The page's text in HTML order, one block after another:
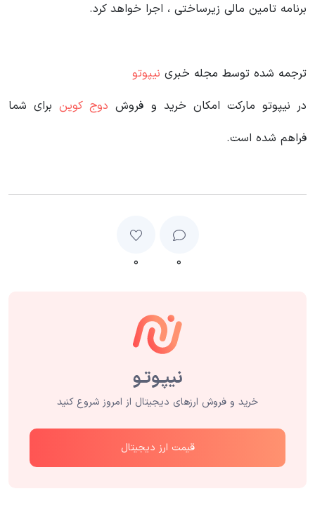
برنامه تامین مالی زیرساختی ، اجرا خواهد کرد.
ترجمه شده توسط مجله خبری نیپوتو
در نیپوتو مارکت امکان خرید و فروش دوج کوینبرای شما
فراهم شده است.
۰ ۰
خرید و فروش ارزهای دیجیتال از امروز شروع کنید
قیمت ارز دیجیتال